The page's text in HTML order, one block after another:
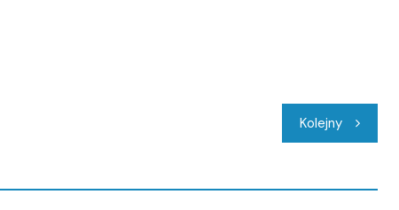
Kolejny